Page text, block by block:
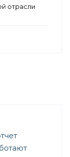
отрасли